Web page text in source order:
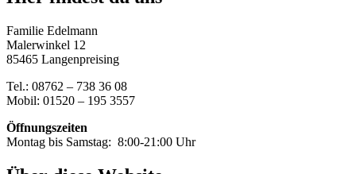
Familie Edelmann
Malerwinkel 12
85465 Langenpreising
Tel.: 08762 – 738 36 08
Mobil: 01520 – 195 3557
Öffnungszeiten
Montag bis Samstag: 8:00-21:00 Uhr